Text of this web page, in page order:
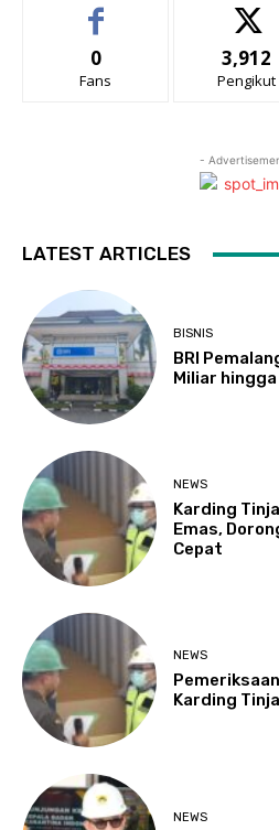
0
Fans
3,912
Pengikut
-
LATEST ARTICLES
BISNIS
BRI
Miliar
NEWS
Karding
Emas,
Cepat
NEWS
Karding
NEWS